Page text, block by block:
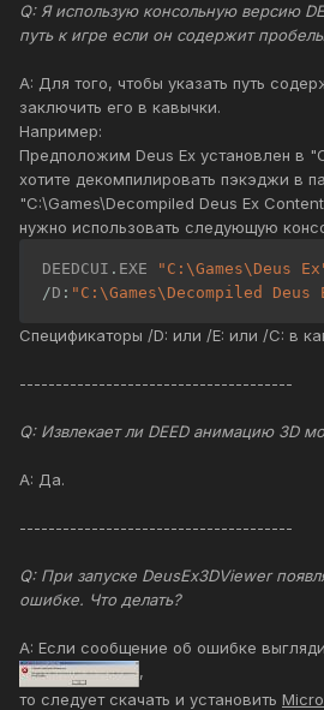
Q: Я использую консольную версию
путь к игре если он содержит
A: Для того, чтобы указать путь
заключить его в кавычки.
Например:
Предположим Deus Ex установлен в
хотите декомпилировать пэкэджи в
"C:\Games\Decompiled Deus Ex
нужно использовать следующую
DEEDCUI . EXE
"C:\Games\Deus
/D : "C:\Games\Decompiled Deus
Спецификаторы /D: или /E: или /C: в
--------------------------------------
Q: Извлекает ли DEED анимацию 3D
A: Да.
--------------------------------------
Q: При запуске DeusEx3DViewer
ошибке. Что делать?
A: Если сообщение об ошибке
,
то следует скачать и установить